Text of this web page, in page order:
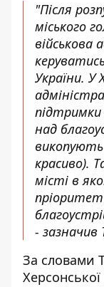
"Після
міського
військова
України. У
над
викопують
красиво).
місті в
пріоритет
- зазначив
За словами